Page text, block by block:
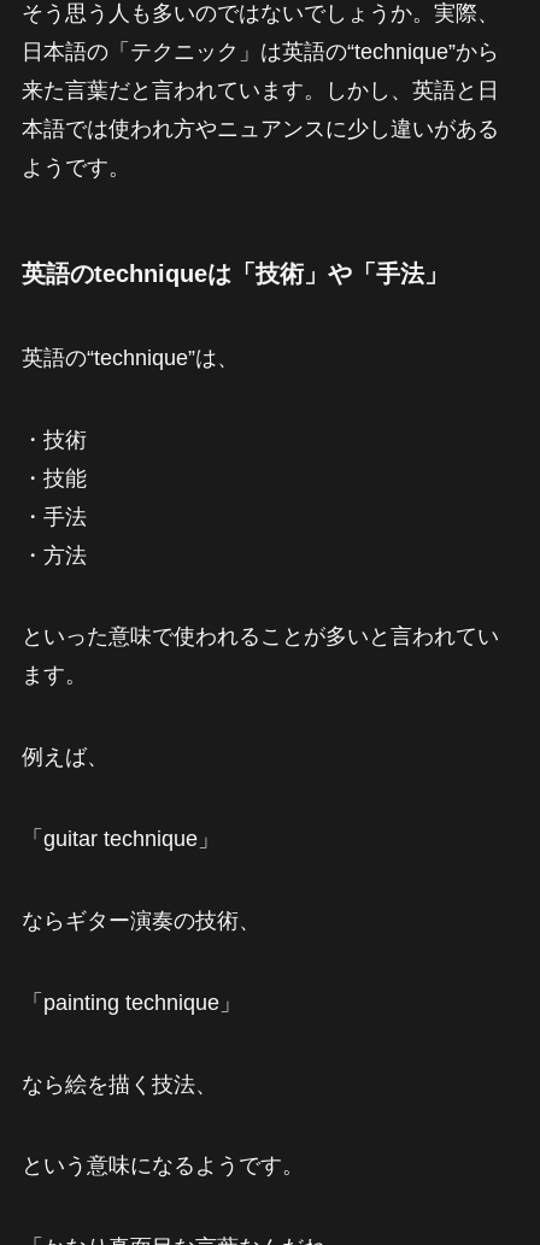
そう思う人も多いのではないでしょうか。実際、
日本語の「テクニック」は英語の“technique”から
来た言葉だと言われています。しかし、英語と日
本語では使われ方やニュアンスに少し違いがある
ようです。
英語のtechniqueは「技術」や「手法」
英語の“technique”は、
・技術
・技能
・手法
・方法
といった意味で使われることが多いと言われてい
ます。
例えば、
「guitar technique」
ならギター演奏の技術、
「painting technique」
なら絵を描く技法、
という意味になるようです。